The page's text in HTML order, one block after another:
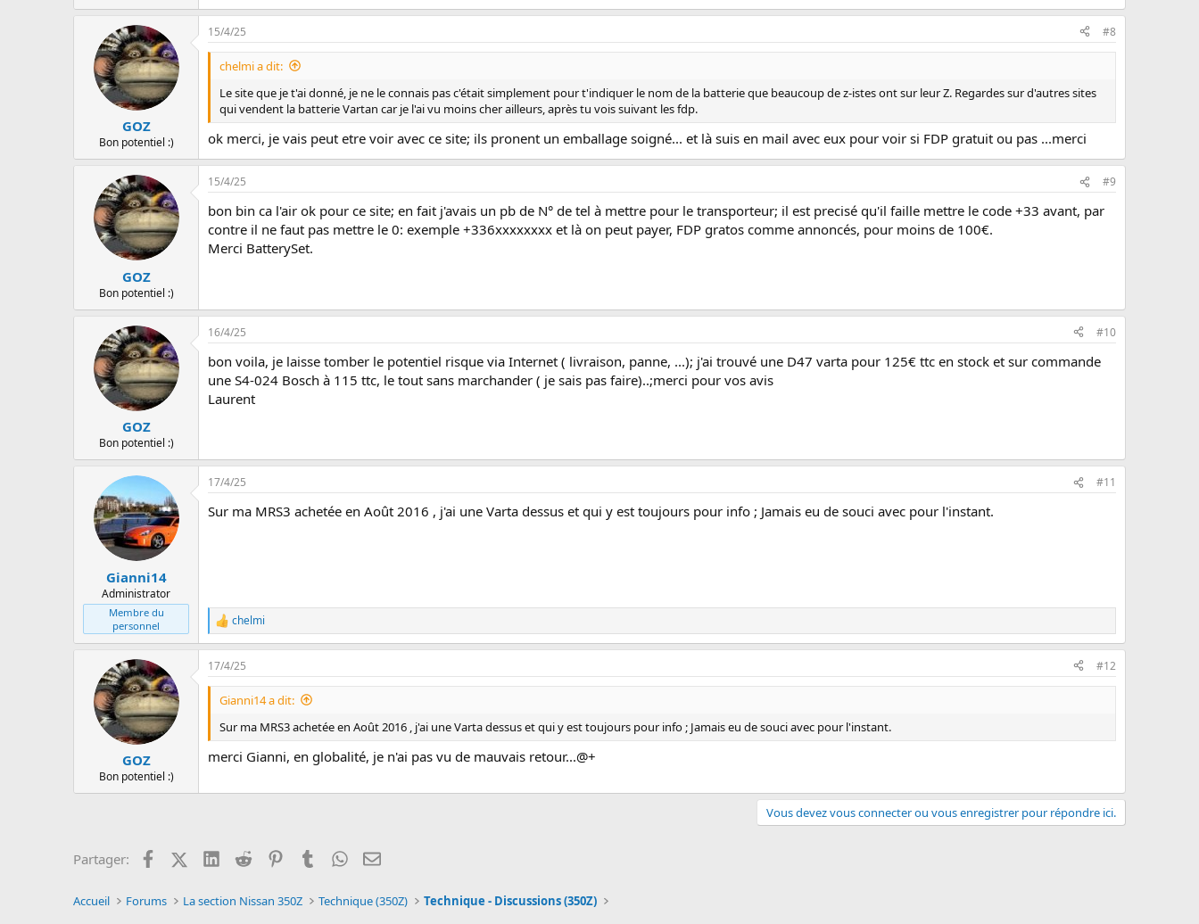
GOZ
Bon potentiel :)
15/4/25 #8
chelmi a dit:
Le site que je t'ai donné, je ne le connais pas c'était simplement pour t'indiquer le nom de la batterie que beaucoup de z-istes ont sur leur Z. Regardes sur d'autres sites
qui vendent la batterie Vartan car je l'ai vu moins cher ailleurs, après tu vois suivant les fdp.
ok merci, je vais peut etre voir avec ce site; ils pronent un emballage soigné... et là suis en mail avec eux pour voir si FDP gratuit ou pas ...merci
GOZ
Bon potentiel :)
15/4/25 #9
bon bin ca l'air ok pour ce site; en fait j'avais un pb de N° de tel à mettre pour le transporteur; il est precisé qu'il faille mettre le code +33 avant, par
contre il ne faut pas mettre le 0: exemple +336xxxxxxxx et là on peut payer, FDP gratos comme annoncés, pour moins de 100€.
Merci BatterySet.
GOZ
Bon potentiel :)
16/4/25 #10
bon voila, je laisse tomber le potentiel risque via Internet ( livraison, panne, ...); j'ai trouvé une D47 varta pour 125€ ttc en stock et sur commande
une S4-024 Bosch à 115 ttc, le tout sans marchander ( je sais pas faire)..;merci pour vos avis
Laurent
Gianni14
Administrator
Membre du
personnel
17/4/25 #11
Sur ma MRS3 achetée en Août 2016 , j'ai une Varta dessus et qui y est toujours pour info ; Jamais eu de souci avec pour l'instant.
L
e
s
r
é
a
i
o
:
chelmi
GOZ
Bon potentiel :)
17/4/25 #12
Gianni14 a dit:
Sur ma MRS3 achetée en Août 2016 , j'ai une Varta dessus et qui y est toujours pour info ; Jamais eu de souci avec pour l'instant.
merci Gianni, en globalité, je n'ai pas vu de mauvais retour...@+
Vous devez vous connecter ou vous enregistrer pour répondre ici.
Partager: FacebookX (Twitter)LinkedInReddit PinterestTumblr WhatsApp
Email
Accueil Forums La section Nissan 350Z Technique (350Z) Technique - Discussions (350Z)